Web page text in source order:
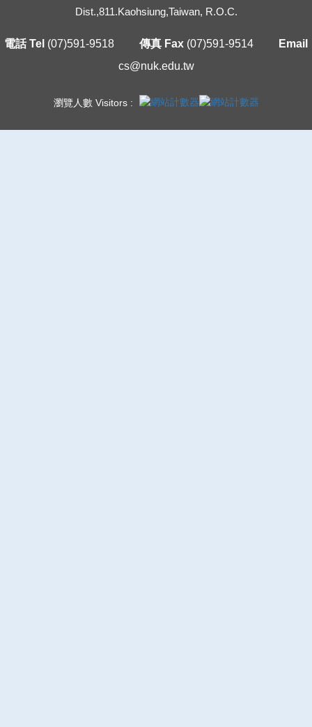
Dist.,811.Kaohsiung,Taiwan, R.O.C.
電話 Tel (07)591-9518 傳真 Fax (07)591-9514
Email
cs@nuk.edu.tw
瀏覽人數 Visitors :